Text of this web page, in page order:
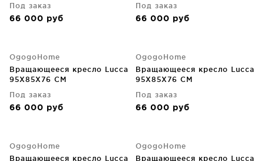
Под заказ
66 000 руб
Под заказ
66 000 руб
OgogoHome
Вращающееся кресло Lucca
95X85X76 CM
Под заказ
66 000 руб
OgogoHome
Вращающееся кресло Lucca
95X85X76 CM
Под заказ
66 000 руб
OgogoHome
Вращающееся кресло Lucca
OgogoHome
Вращающееся кресло Lucca